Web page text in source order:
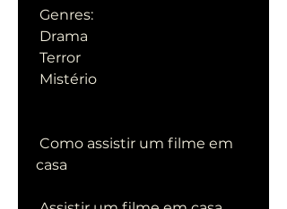
Genres:
Drama
Terror
Mistério
casa